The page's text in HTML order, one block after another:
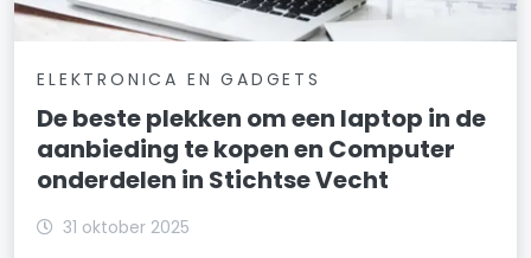
ELEKTRONICA EN GADGETS
De beste plekken om een laptop in de
aanbieding te kopen en Computer
onderdelen in Stichtse Vecht
31 oktober 2025